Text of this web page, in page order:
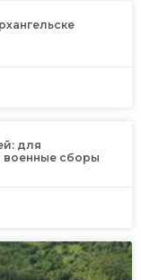
для
военные сборы